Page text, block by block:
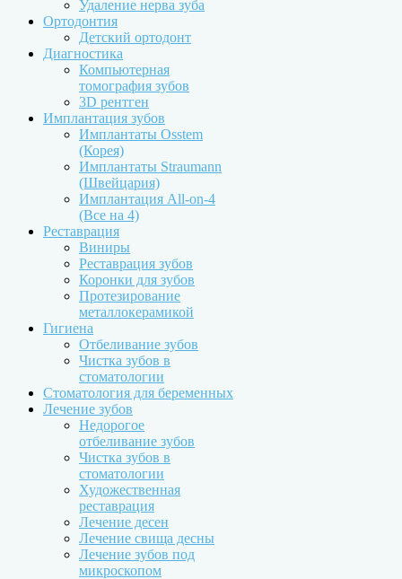
Удаление нерва зуба
Ортодонтия
Детский ортодонт
Диагностика
Компьютерная
томография зубов
3D рентген
Имплантация зубов
Имплантаты Osstem
(Корея)
Имплантаты Straumann
(Швейцария)
Имплантация All-on-4
(Все на 4)
Реставрация
Виниры
Реставрация зубов
Коронки для зубов
Протезирование
металлокерамикой
Гигиена
Отбеливание зубов
Чистка зубов в
стоматологии
Стоматология для беременных
Лечение зубов
Недорогое
отбеливание зубов
Чистка зубов в
стоматологии
Художественная
реставрация
Лечение десен
Лечение свища десны
Лечение зубов под
микроскопом